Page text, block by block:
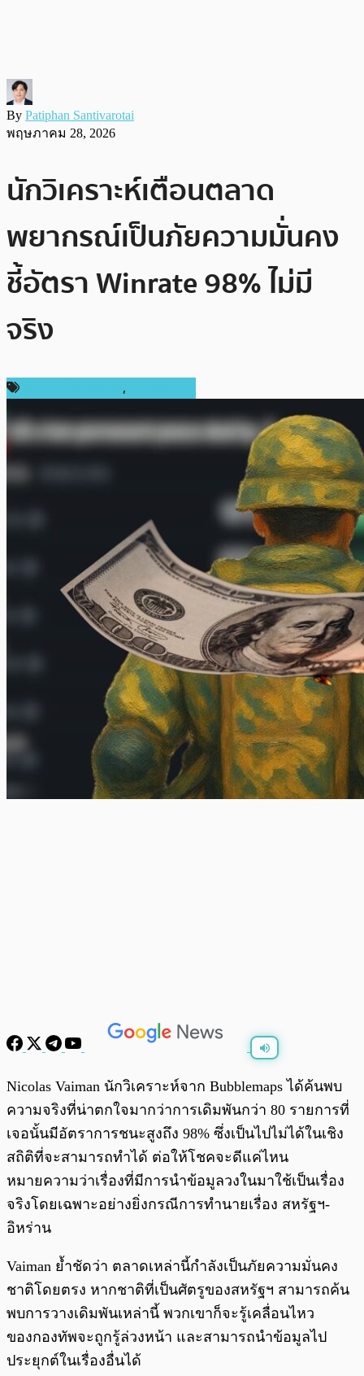
By Patiphan Santivarotai
พฤษภาคม 28, 2026
นักวิเคราะห์เตือนตลาด
พยากรณ์เป็นภัยความมั่นคง
ชี้อัตรา Winrate 98% ไม่มี
จริง
,
0:00 /0:00
Nicolas Vaiman นักวิเคราะห์จาก Bubblemaps ได้ค้นพบ
ความจริงที่น่าตกใจมากว่าการเดิมพันกว่า 80 รายการที่
เจอนั้นมีอัตราการชนะสูงถึง 98% ซึ่งเป็นไปไม่ได้ในเชิง
สถิติที่จะสามารถทำได้ ต่อให้โชคจะดีแค่ไหน
หมายความว่าเรื่องที่มีการนำข้อมูลวงในมาใช้เป็นเรื่อง
จริงโดยเฉพาะอย่างยิ่งกรณีการทำนายเรื่อง สหรัฐฯ-
อิหร่าน
Vaiman ย้ำชัดว่า ตลาดเหล่านี้กำลังเป็นภัยความมั่นคง
ชาติโดยตรง หากชาติที่เป็นศัตรูของสหรัฐฯ สามารถค้น
พบการวางเดิมพันเหล่านี้ พวกเขาก็จะรู้เคลื่อนไหว
ของกองทัพจะถูกรู้ล่วงหน้า และสามารถนำข้อมูลไป
ประยุกต์ในเรื่องอื่นได้